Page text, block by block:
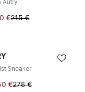
Autry
€215 €
Sneaker
€278 €